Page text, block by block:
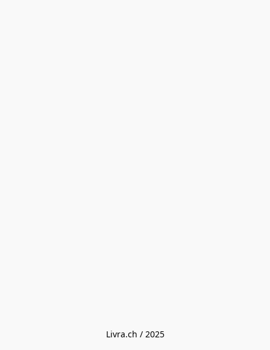
Livra.ch / 2025